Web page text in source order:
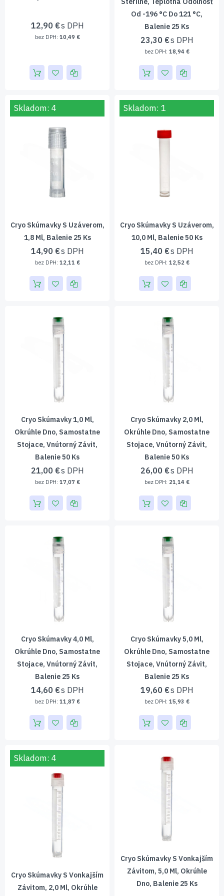
12,90 €
10,49 €
Od -196 °C Do 121 °C,
Balenie 25 Ks
23,30 €
18,94 €
Skladom: 4
Cryo Skúmavky S Uzáverom,
1,8 Ml, Balenie 25 Ks
14,90 €
12,11 €
Skladom: 1
Cryo Skúmavky S Uzáverom,
10,0 Ml, Balenie 50 Ks
15,40 €
12,52 €
Cryo Skúmavky 1,0 Ml,
Okrúhle Dno, Samostatne
Stojace, Vnútorný Závit,
Balenie 50 Ks
21,00 €
17,07 €
Cryo Skúmavky 2,0 Ml,
Okrúhle Dno, Samostatne
Stojace, Vnútorný Závit,
Balenie 50 Ks
26,00 €
21,14 €
Cryo Skúmavky 4,0 Ml,
Okrúhle Dno, Samostatne
Stojace, Vnútorný Závit,
Balenie 25 Ks
14,60 €
11,87 €
Cryo Skúmavky 5,0 Ml,
Okrúhle Dno, Samostatne
Stojace, Vnútorný Závit,
Balenie 25 Ks
19,60 €
15,93 €
Skladom: 4
Cryo Skúmavky S Vonkajším
Závitom, 2,0 Ml, Okrúhle
Cryo Skúmavky S Vonkajším
Závitom, 5,0 Ml, Okrúhle
Dno, Balenie 25 Ks